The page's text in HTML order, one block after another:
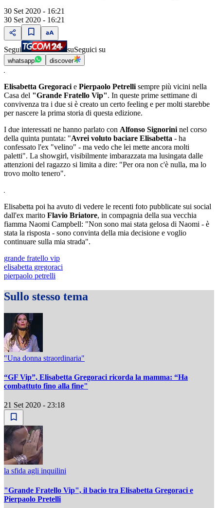
30 Set 2020 - 16:21
30 Set 2020 - 16:21
Segui suSeguici su
whatsapp discover
Elisabetta Gregoraci e Pierpaolo Petrelli sempre più vicini nella
Casa del "Grande Fratello Vip". In queste prime settimane di
convivenza tra i due si è creato un certo feeling e per molti starebbe
per nascere la prima storia di questa edizione.
I due interessati ne hanno parlato con Alfonso Signorini nel corso
della quinta puntata: "Avrei voluto baciare Elisabetta - ha
confessato l'ex "velino" - ma vedo che lei mette ancora molti
paletti". La showgirl, visibilmente imbarazzata ma lusingata dalle
attenzioni del ragazzo si limita a dire: "Per ora non c'è nulla, ma lo
trovo molto tenero".
Elisabetta poi ha avuto di vedere le recenti foto pubblicate sui social
dall'ex marito Flavio Briatore, in compagnia della sua vecchia
fiamma Naomi Campbell: "Non sono mai stata gelosa di Naomi - è
stata la risposta - sono convinta della mia decisione e voglio
continuare sulla mia strada".
grande fratello vip
elisabetta gregoraci
pierpaolo petrelli
Sullo stesso tema
"Una donna straordinaria"
“GF Vip”, Elisabetta Gregoraci ricorda la mamma: “Ha
combattuto fino alla fine"
21 Set 2020 - 23:18
la sfida agli inquilini
"Grande Fratello Vip", il bacio tra Elisabetta Gregoraci e
Pierpaolo Pretelli